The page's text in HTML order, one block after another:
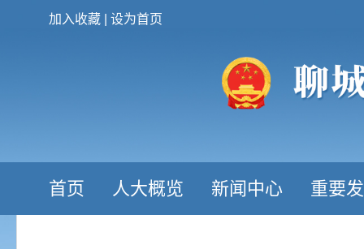
加入收藏 设为首页
首页 人大概览 新闻中心 重要